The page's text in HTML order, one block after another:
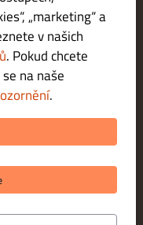
„marketing“ a
v našich
. Pokud chcete
na naše
.